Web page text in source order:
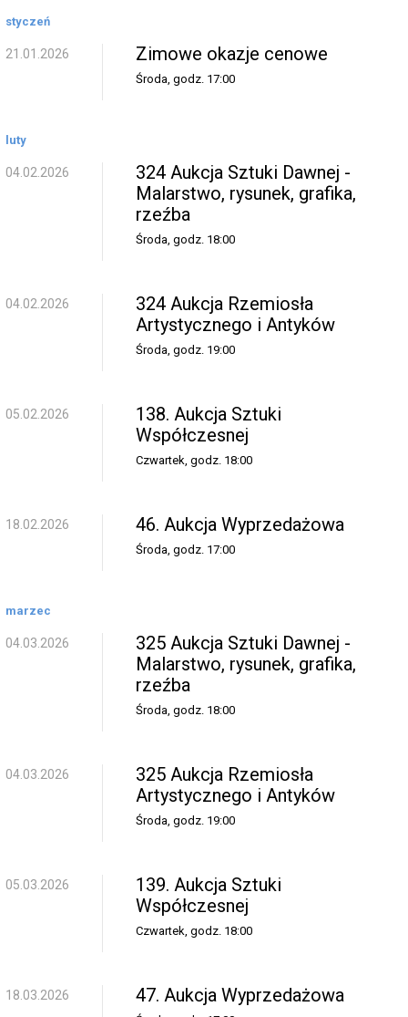
styczeń
21.01.2026 Zimowe okazje cenowe
Środa, godz. 17:00
luty
04.02.2026
324 Aukcja Sztuki Dawnej -
Malarstwo, rysunek, grafika,
rzeźba
Środa, godz. 18:00
04.02.2026
324 Aukcja Rzemiosła
Artystycznego i Antyków
Środa, godz. 19:00
05.02.2026
138. Aukcja Sztuki
Współczesnej
Czwartek, godz. 18:00
18.02.2026 46. Aukcja Wyprzedażowa
Środa, godz. 17:00
marzec
04.03.2026
325 Aukcja Sztuki Dawnej -
Malarstwo, rysunek, grafika,
rzeźba
Środa, godz. 18:00
04.03.2026
325 Aukcja Rzemiosła
Artystycznego i Antyków
Środa, godz. 19:00
05.03.2026
139. Aukcja Sztuki
Współczesnej
Czwartek, godz. 18:00
18.03.2026 47. Aukcja Wyprzedażowa